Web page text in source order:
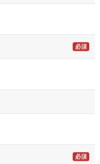
必須
必須